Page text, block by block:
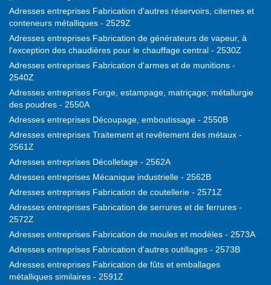
Adresses entreprises Fabrication d'autres réservoirs, citernes et
conteneurs métalliques - 2529Z
Adresses entreprises Fabrication de générateurs de vapeur, à
l'exception des chaudières pour le chauffage central - 2530Z
Adresses entreprises Fabrication d'armes et de munitions -
2540Z
Adresses entreprises Forge, estampage, matriçage; métallurgie
des poudres - 2550A
Adresses entreprises Découpage, emboutissage - 2550B
Adresses entreprises Traitement et revêtement des métaux -
2561Z
Adresses entreprises Décolletage - 2562A
Adresses entreprises Mécanique industrielle - 2562B
Adresses entreprises Fabrication de coutellerie - 2571Z
Adresses entreprises Fabrication de serrures et de ferrures -
2572Z
Adresses entreprises Fabrication de moules et modèles - 2573A
Adresses entreprises Fabrication d'autres outillages - 2573B
Adresses entreprises Fabrication de fûts et emballages
métalliques similaires - 2591Z